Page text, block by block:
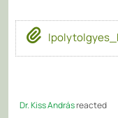
Dr. Kiss Andrásreacted